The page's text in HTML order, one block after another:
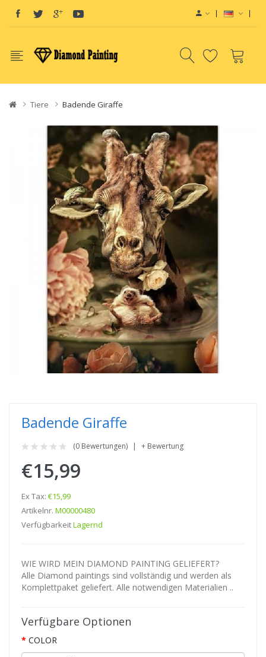
Tiere Badende Giraffe
Badende Giraffe
(0 Bewertungen) + Bewertung
€15,99
Ex Tax: €15,99
Artikelnr. M00000480
VerfügbarkeitLagernd
WIE WIRD MEIN DIAMOND PAINTING GELIEFERT?
Alle Diamond paintings sind vollständig und werden als
Komplettpaket geliefert. Alle notwendigen Materialien ..
Verfügbare Optionen
COLOR